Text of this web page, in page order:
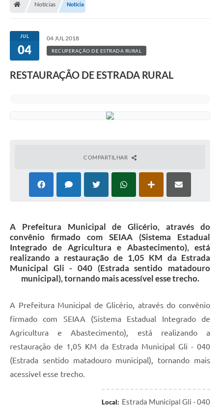
Notícias Notícia
JUL
04
04 JUL 2018
RECUPERAÇÃO DE ESTRADA RURAL
RESTAURAÇÃO DE ESTRADA RURAL
COMPARTILHAR
A Prefeitura Municipal de Glicério, através do
convênio firmado com SEIAA (Sistema Estadual
Integrado de Agricultura e Abastecimento), está
realizando a restauração de 1,05 KM da Estrada
Municipal Gli - 040 (Estrada sentido matadouro
municipal), tornando mais acessível esse trecho.
A Prefeitura Municipal de Glicério, através do convênio
firmado com SEIAA (Sistema Estadual Integrado de
Agricultura e Abastecimento), está realizando a
restauração de 1,05 KM da Estrada Municipal Gli - 040
(Estrada sentido matadouro municipal), tornando mais
acessível esse trecho.
Local: Estrada Municipal Gli - 040